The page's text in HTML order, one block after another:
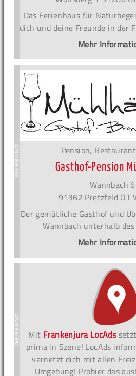
Das Ferienhaus für
dich und deine Freunde in der
Mehr
Pension,
Gasthof-Pension
Wannbach
91362 Pretzfeld OT
Der gemütliche Gasthof und
Wannbach unterhalb
Mehr
Mit Frankenjura LocAds
prima in Szene! LocAds
vernetzt dich mit allen
Umgebung! Probier das